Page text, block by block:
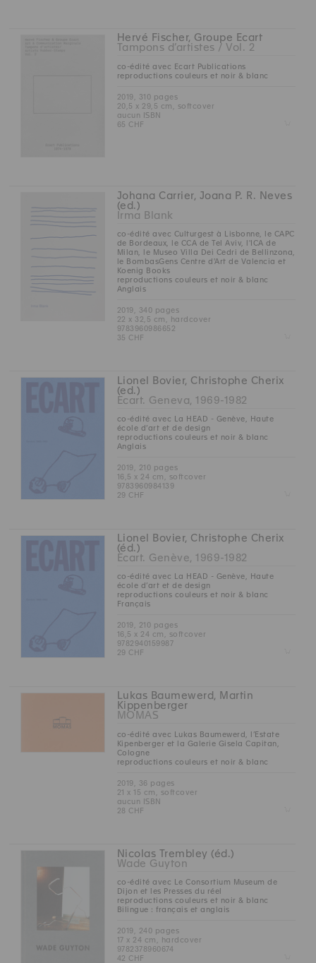
Hervé Fischer, Groupe Ecart
Tampons d’artistes / Vol. 2
co-édité avec Ecart Publications
reproductions couleurs et noir & blanc
2019, 310 pages
20,5 x 29,5 cm, softcover
aucun ISBN
65 CHF
Johana Carrier, Joana P. R. Neves
(ed.)
Irma Blank
co-édité avec Culturgest à Lisbonne, le CAPC
de Bordeaux, le CCA de Tel Aviv, l'ICA de
Milan, le Museo Villa Dei Cedri de Bellinzona,
le BombasGens Centre d'Art de Valencia et
Koenig Books
reproductions couleurs et noir & blanc
Anglais
2019, 340 pages
22 x 32,5 cm, hardcover
9783960986652
35 CHF
Lionel Bovier, Christophe Cherix
(ed.)
Ecart. Geneva, 1969-1982
co-édité avec La HEAD - Genève, Haute
école d’art et de design
reproductions couleurs et noir & blanc
Anglais
2019, 210 pages
16,5 x 24 cm, softcover
9783960984139
29 CHF
Lionel Bovier, Christophe Cherix
(éd.)
Ecart. Genève, 1969-1982
co-édité avec La HEAD - Genève, Haute
école d’art et de design
reproductions couleurs et noir & blanc
Français
2019, 210 pages
16,5 x 24 cm, softcover
9782940159987
29 CHF
Lukas Baumewerd, Martin
Kippenberger
MOMAS
co-édité avec Lukas Baumewerd, l’Estate
Kipenberger et la Galerie Gisela Capitan,
Cologne
reproductions couleurs et noir & blanc
2019, 36 pages
21 x 15 cm, softcover
aucun ISBN
28 CHF
Nicolas Trembley (éd.)
Wade Guyton
co-édité avec Le Consortium Museum de
Dijon et les Presses du réel
reproductions couleurs et noir & blanc
Bilingue : français et anglais
2019, 240 pages
17 x 24 cm, hardcover
9782378960674
42 CHF